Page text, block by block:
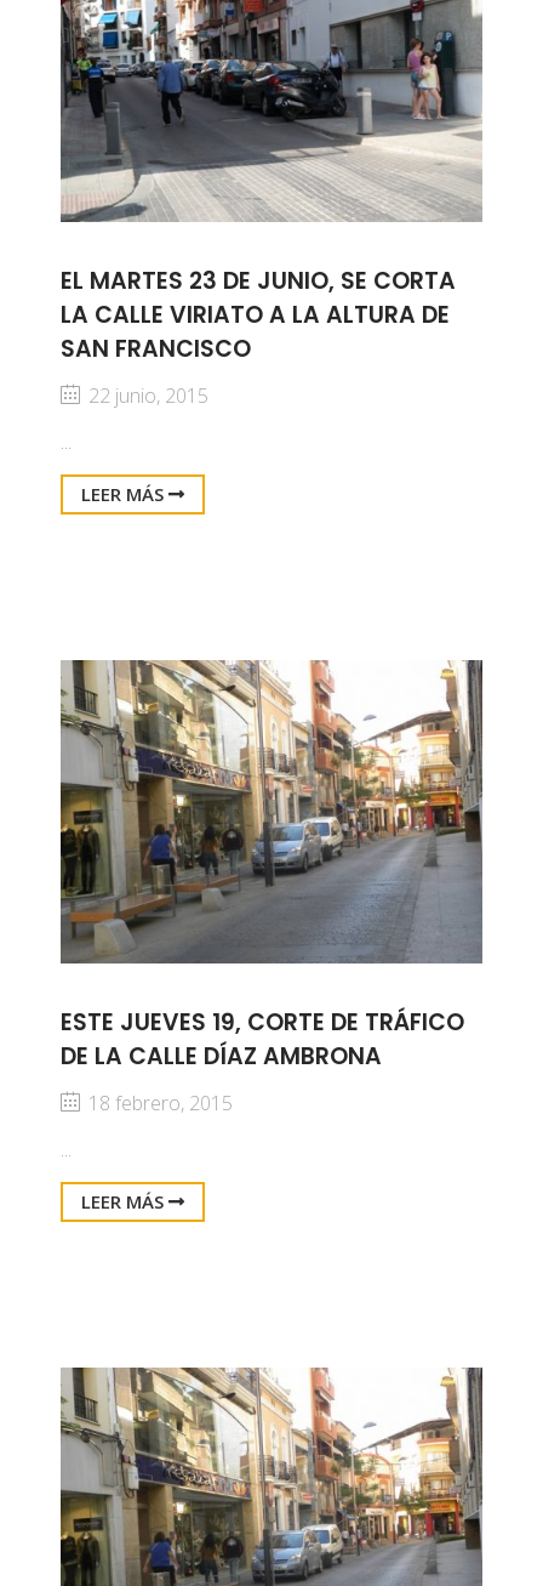
EL MARTES 23 DE JUNIO, SE CORTA
LA CALLE VIRIATO A LA ALTURA DE
SAN FRANCISCO
22 junio, 2015
...
LEER MÁS
ESTE JUEVES 19, CORTE DE TRÁFICO
DE LA CALLE DÍAZ AMBRONA
18 febrero, 2015
...
LEER MÁS